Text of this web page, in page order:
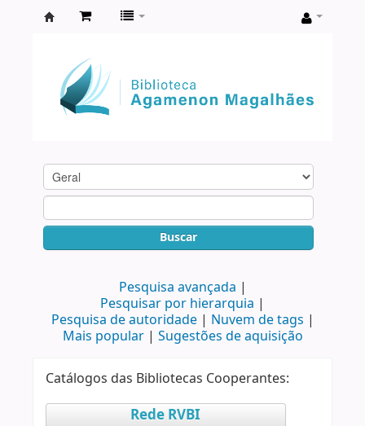
Agamenon
Magalhães
Buscar
Pesquisa avançada
Pesquisar por hierarquia
Pesquisa de autoridade
Nuvem de tags
Mais popular
Sugestões de aquisição
Catálogos das Bibliotecas Cooperantes:
Rede RVBI